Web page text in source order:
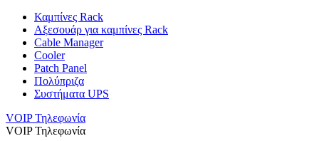
Καμπίνες Rack
Αξεσουάρ για καμπίνες Rack
Cable Manager
Cooler
Patch Panel
Πολύπριζα
Συστήματα UPS
VOIP Τηλεφωνία
VOIP Τηλεφωνία